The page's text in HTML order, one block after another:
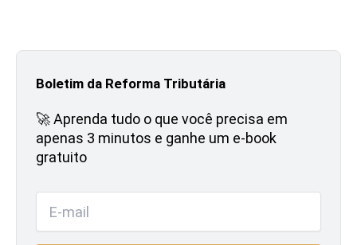
Boletim da Reforma Tributária
🚀 Aprenda tudo o que você precisa em
apenas 3 minutos e ganhe um e-book
gratuito